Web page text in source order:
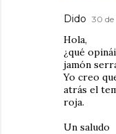
Dido 30 de
Hola,
¿qué
jamón
Yo creo
atrás el
roja.
Un saludo